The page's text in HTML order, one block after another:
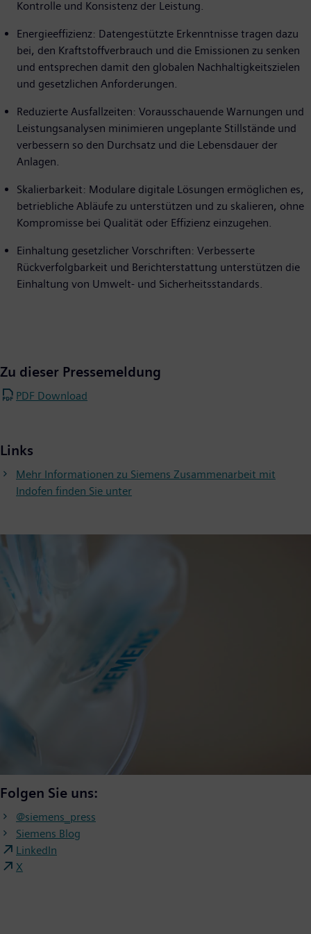
Kontrolle und Konsistenz der Leistung.
Energieeffizienz: Datengestützte Erkenntnisse tragen dazu
bei, den Kraftstoffverbrauch und die Emissionen zu senken
und entsprechen damit den globalen Nachhaltigkeitszielen
und gesetzlichen Anforderungen.
Reduzierte Ausfallzeiten: Vorausschauende Warnungen und
Leistungsanalysen minimieren ungeplante Stillstände und
verbessern so den Durchsatz und die Lebensdauer der
Anlagen.
Skalierbarkeit: Modulare digitale Lösungen ermöglichen es,
betriebliche Abläufe zu unterstützen und zu skalieren, ohne
Kompromisse bei Qualität oder Effizienz einzugehen.
Einhaltung gesetzlicher Vorschriften: Verbesserte
Rückverfolgbarkeit und Berichterstattung unterstützen die
Einhaltung von Umwelt- und Sicherheitsstandards.
Zu dieser Pressemeldung
PDF Download
Links
Mehr Informationen zu Siemens Zusammenarbeit mit
Indofen finden Sie unter
Folgen Sie uns:
@siemens_press
Siemens Blog
LinkedIn
X